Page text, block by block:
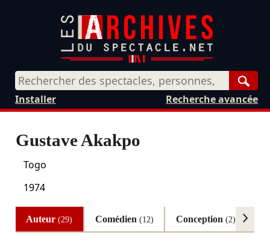
Recherche avancée
Installer
Gustave Akakpo
Togo
1974
Auteur(29) Comédien (12) Conception(2)